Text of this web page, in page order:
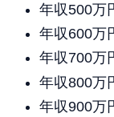
年収500万
年収600万
年収700万
年収800万
年収900万